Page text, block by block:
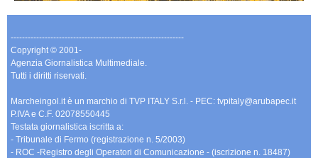
-------------------------------------------------------------
Copyright © 2001-
Agenzia Giornalistica Multimediale.
Tutti i diritti riservati.
Marcheingol.it è un marchio di TVP ITALY S.r.l. - PEC: tvpitaly@arubapec.it
P.IVA e C.F. 02078550445
Testata giornalistica iscritta a:
- Tribunale di Fermo (registrazione n. 5/2003)
- ROC -Registro degli Operatori di Comunicazione - (iscrizione n. 18487)